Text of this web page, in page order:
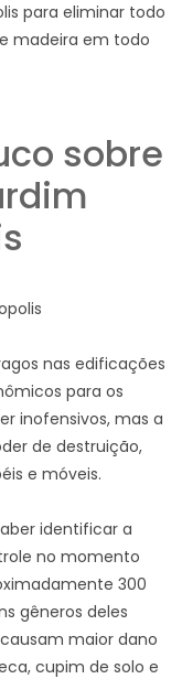
para eliminar todo
madeira em todo
sobre
nas edificações
para os
inofensivos, mas a
de destruição,
e móveis.
identificar a
no momento
300
gêneros deles
maior dano
cupim de solo e